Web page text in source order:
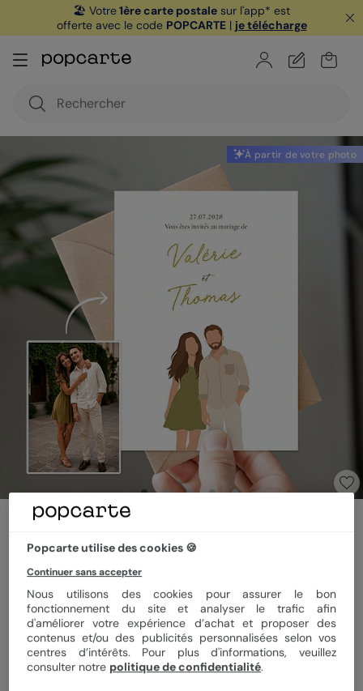
🏖️ Votre1ère carte postale sur l'app* est
offerte avec le code POPCARTE| je télécharge
À partir de votre photo
Faire part mariage
Format 12x17 cm plié
Papier Papier Satiné
Popcarte utilise des cookies 🍪
Continuer sans accepter
Nous utilisons des cookies pour assurer le bon
fonctionnement du site et analyser le trafic afin
d'améliorer votre expérience d’achat et proposer des
contenus et/ou des publicités personnalisées selon vos
centres d’intérêts. Pour plus d'informations, veuillez
consulter notre politique de confidentialité.